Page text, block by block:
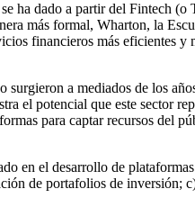
ha dado a partir del Fintech
más formal, Wharton, la
financieros más eficientes
surgieron a mediados de los
el potencial que este sector
para captar recursos del
en el desarrollo de
de portafolios de inversión;